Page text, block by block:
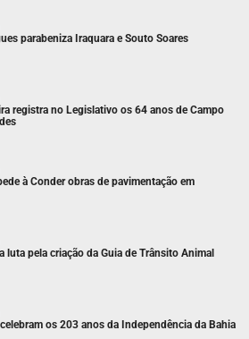
parabeniza Iraquara e Souto Soares
registra no Legislativo os 64 anos de Campo
à Conder obras de pavimentação em
luta pela criação da Guia de Trânsito Animal
os 203 anos da Independência da Bahia